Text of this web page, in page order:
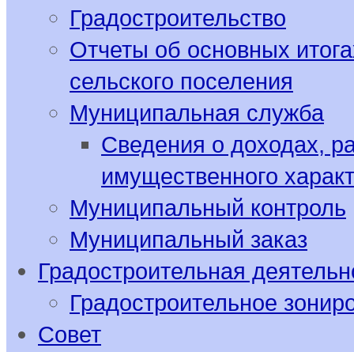
Градостроительство
Отчеты об основных
сельского поселения
Муниципальная служба
Сведения о доходах,
имущественного
Муниципальный контроль
Муниципальный заказ
Градостроительная
Градостроительное
Совет